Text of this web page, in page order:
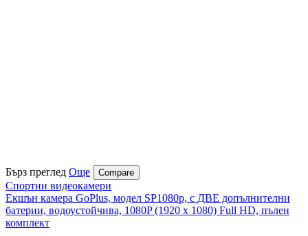
Бърз преглед Още Compare
Спортни видеокамери
Екшън камера GoPlus, модел SP1080p, с ДВЕ допълнителни
батерии, водоустойчива, 1080P (1920 х 1080) Full HD, пълен
комплект